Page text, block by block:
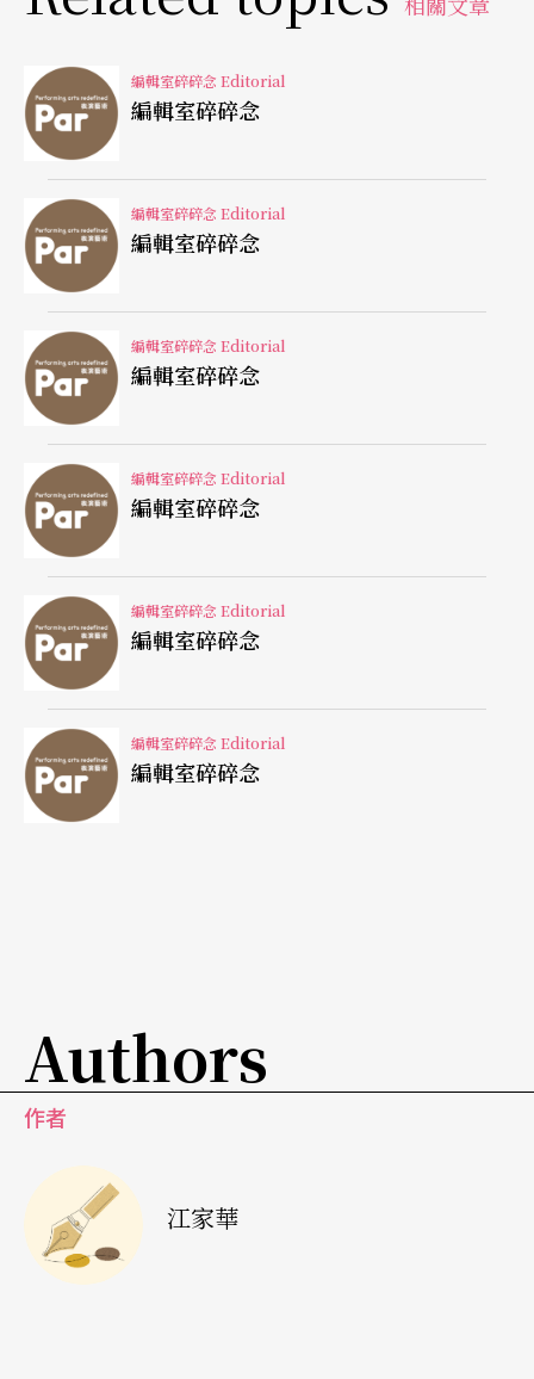
今日台灣的音樂劇仍在成長，創作面向仍在擴充，
如何讓欣欣向榮的舞台不只是曇花一現，如何留住
觀眾讓他們再次回到劇場，又如何建構完善健全的
產業及專業培力機制，或許是持續推動台灣音樂劇
前進的關鍵。
客座總編輯 江家華
編輯室碎碎念 Editorial
編輯室碎碎念
編輯室碎碎念 Editorial
編輯室碎碎念
編輯室碎碎念 Editorial
編輯室碎碎念
編輯室碎碎念 Editorial
編輯室碎碎念
編輯室碎碎念 Editorial
編輯室碎碎念
編輯室碎碎念 Editorial
編輯室碎碎念
Authors
作者
江家華